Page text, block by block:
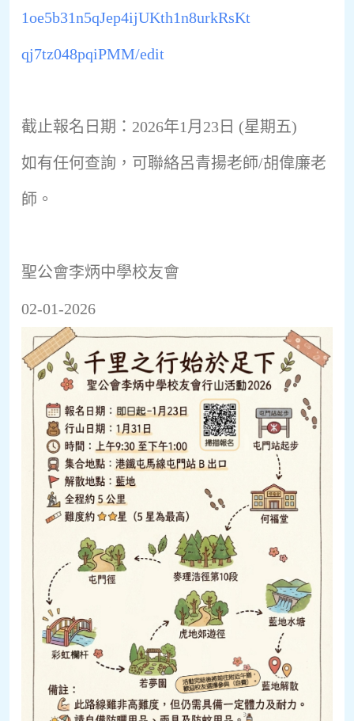
1oe5b31n5qJep4ijUKth1n8urkRsKt
qj7tz048pqiPMM/edit
截止報名日期：2026年1月23日 (星期五)
如有任何查詢，可聯絡呂青揚老師/胡偉廉老
師。
聖公會李炳中學校友會
02-01-2026